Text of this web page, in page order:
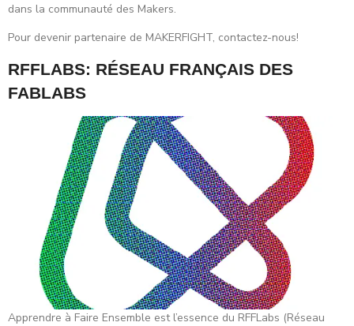
dans la communauté des Makers.
Pour devenir partenaire de MAKERFIGHT, contactez-nous!
RFFLABS: RÉSEAU FRANÇAIS DES
FABLABS
Apprendre à Faire Ensemble est l’essence du RFFLabs (Réseau